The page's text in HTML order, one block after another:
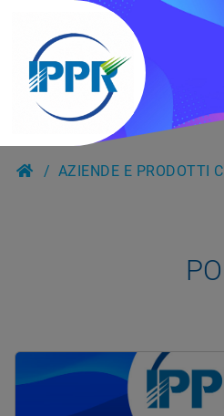
AZIENDE E PRODOTTI
PO